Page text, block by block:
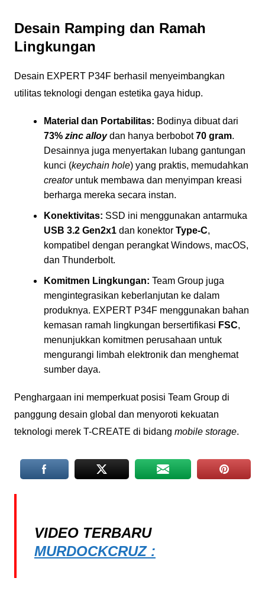
Desain Ramping dan Ramah
Lingkungan
Desain EXPERT P34F berhasil menyeimbangkan
utilitas teknologi dengan estetika gaya hidup.
Material dan Portabilitas: Bodinya dibuat dari
73% zinc alloydan hanya berbobot70 gram.
Desainnya juga menyertakan lubang gantungan
kunci (keychain hole) yang praktis, memudahkan
creatoruntuk membawa dan menyimpan kreasi
berharga mereka secara instan.
Konektivitas: SSD ini menggunakan antarmuka
USB 3.2 Gen2x1dan konektor Type-C,
kompatibel dengan perangkat Windows, macOS,
dan Thunderbolt.
Komitmen Lingkungan: Team Group juga
mengintegrasikan keberlanjutan ke dalam
produknya. EXPERT P34F menggunakan bahan
kemasan ramah lingkungan bersertifikasi FSC,
menunjukkan komitmen perusahaan untuk
mengurangi limbah elektronik dan menghemat
sumber daya.
Penghargaan ini memperkuat posisi Team Group di
panggung desain global dan menyoroti kekuatan
teknologi merek T-CREATE di bidang mobile storage.
VIDEO TERBARU
MURDOCKCRUZ :